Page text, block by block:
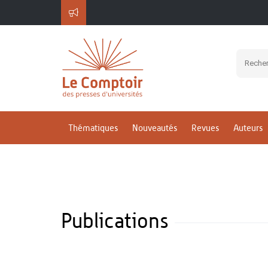
Thématiques Nouveautés Revues Auteurs
SKORA Sylvain
Publications